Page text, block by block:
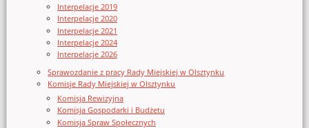
Interpelacje 2019
Interpelacje 2020
Interpelacje 2021
Interpelacje 2024
Interpelacje 2026
Sprawozdanie z pracy Rady Miejskiej w Olsztynku
Komisje Rady Miejskiej w Olsztynku
Komisja Rewizyjna
Komisja Gospodarki i Budżetu
Komisja Spraw Społecznych